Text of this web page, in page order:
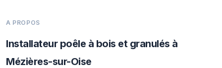
A PROPOS
Installateur poêle à bois et granulés à
Mézières-sur-Oise